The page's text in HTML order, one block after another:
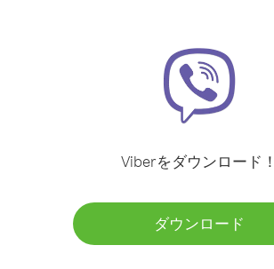
Viberをダウンロード！
ダウンロード